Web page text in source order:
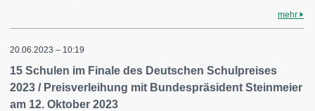
mehr
20.06.2023 – 10:19
15 Schulen im Finale des Deutschen Schulpreises
2023 / Preisverleihung mit Bundespräsident Steinmeier
am 12. Oktober 2023